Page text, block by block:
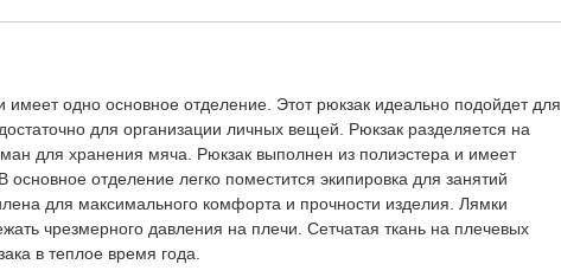
одно основное отделение. Этот рюкзак идеально подойдет для
для организации личных вещей. Рюкзак разделяется на
для хранения мяча. Рюкзак выполнен из полиэстера и имеет
отделение легко поместится экипировка для занятий
для максимального комфорта и прочности изделия. Лямки
чрезмерного давления на плечи. Сетчатая ткань на плечевых
в теплое время года.